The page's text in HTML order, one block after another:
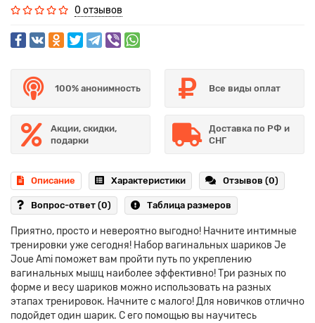
0 отзывов
100% анонимность Все виды оплат
Акции, скидки,
подарки
Доставка по РФ и
СНГ
Описание Характеристики Отзывов (0)
Вопрос-ответ (0) Таблица размеров
Приятно, просто и невероятно выгодно! Начните интимные
тренировки уже сегодня! Набор вагинальных шариков Je
Joue Ami поможет вам пройти путь по укреплению
вагинальных мышц наиболее эффективно! Три разных по
форме и весу шариков можно использовать на разных
этапах тренировок. Начните с малого! Для новичков отлично
подойдет один шарик. С его помощью вы научитесь